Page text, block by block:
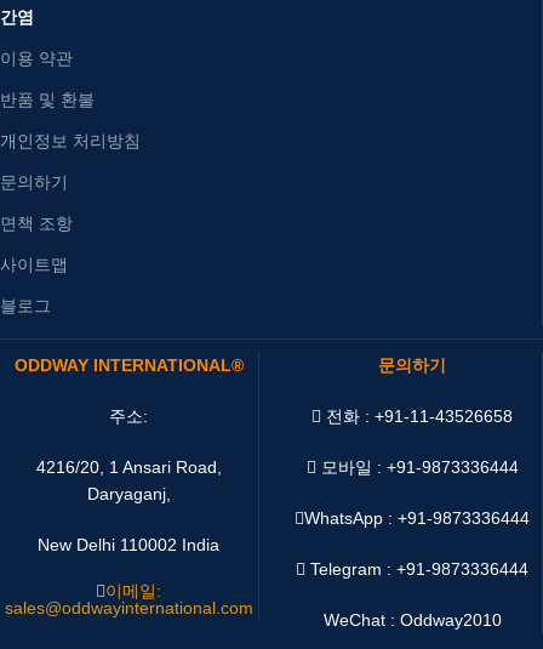
간염
이용 약관
반품 및 환불
개인정보 처리방침
문의하기
면책 조항
사이트맵
블로그
ODDWAY INTERNATIONAL®
주소:
4216/20, 1 Ansari Road,
Daryaganj,
New Delhi 110002 India
이메일:
sales@oddwayinternational.com
문의하기
전화 : +91-11-43526658
모바일 : +91-9873336444
WhatsApp :+91-9873336444
Telegram : +91-9873336444
WeChat : Oddway2010